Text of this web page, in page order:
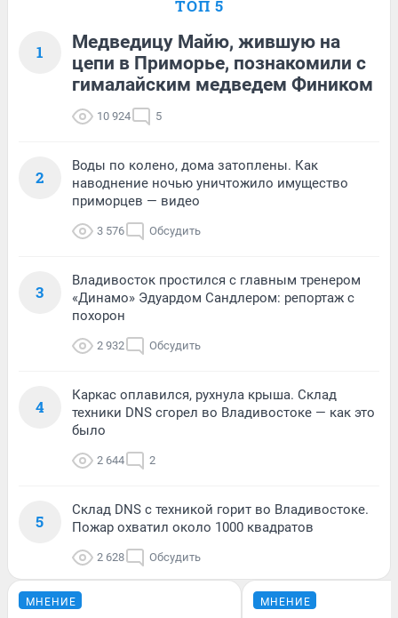
ТОП 5
1
Медведицу Майю, жившую на
цепи в Приморье, познакомили с
гималайским медведем Фиником
10 924 5
2
Воды по колено, дома затоплены. Как
наводнение ночью уничтожило имущество
приморцев — видео
3 576 Обсудить
3
Владивосток простился с главным тренером
«Динамо» Эдуардом Сандлером: репортаж с
похорон
2 932 Обсудить
4
Каркас оплавился, рухнула крыша. Склад
техники DNS сгорел во Владивостоке — как это
было
2 644 2
5
Склад DNS с техникой горит во Владивостоке.
Пожар охватил около 1000 квадратов
2 628 Обсудить
МНЕНИЕ МНЕНИЕ